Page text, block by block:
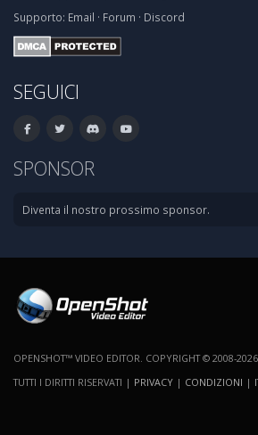
Supporto: Email · Forum · Discord
SEGUICI
SPONSOR
Diventa il nostro prossimo sponsor.
OPENSHOT™ VIDEO EDITOR. COPYRIGHT © 2008-2026
TUTTI I DIRITTI RISERVATI | PRIVACY | CONDIZIONI |